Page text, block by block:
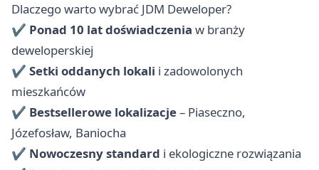
Dlaczego warto wybrać JDM Deweloper?
✔ Ponad 10 lat doświadczenia w branży
deweloperskiej
✔ Setki oddanych lokali i zadowolonych
mieszkańców
✔ Bestsellerowe lokalizacje– Piaseczno,
Józefosław, Baniocha
✔ Nowoczesny standard i ekologiczne rozwiązania